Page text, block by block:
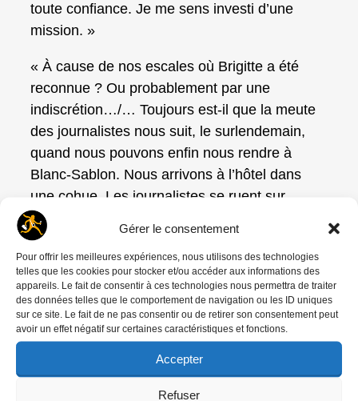
Gérer le consentement
Pour offrir les meilleures expériences, nous utilisons des technologies
telles que les cookies pour stocker et/ou accéder aux informations des
appareils. Le fait de consentir à ces technologies nous permettra de traiter
des données telles que le comportement de navigation ou les ID uniques
sur ce site. Le fait de ne pas consentir ou de retirer son consentement peut
avoir un effet négatif sur certaines caractéristiques et fonctions.
Accepter
Refuser
toute confiance. Je me sens investi d’une
mission. »
« À cause de nos escales où Brigitte a été
reconnue ? Ou probablement par une
indiscrétion…/… Toujours est‑il que la meute
des journalistes nous suit, le surlendemain,
quand nous pouvons enfin nous rendre à
Blanc‑Sablon. Nous arrivons à l’hôtel dans
une cohue. Les journalistes se ruent sur
Brigitte qui, d’un seul coup, se réfugie dans sa
chambre et refuse de rester dans cet hôtel. Il
faut improviser, vite. Nous dénichons une
maison éloignée, où personne ne pourra nous
trouver, et décidons d’attendre là. De toute
façon, nous sommes bloqués, puisque les
rendre sur la banquise sont devenus
indisponibles ; c’est curieux. La guerre avec